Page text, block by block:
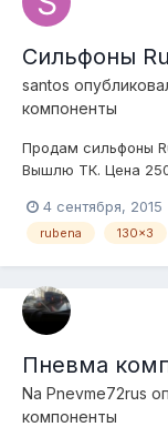
Сильфоны
santos
компоненты
Продам сильфоны
Вышлю ТК. Цена
4 сентября, 2015
rubena 130x3
Пневма
Na Pnevme72rus
компоненты